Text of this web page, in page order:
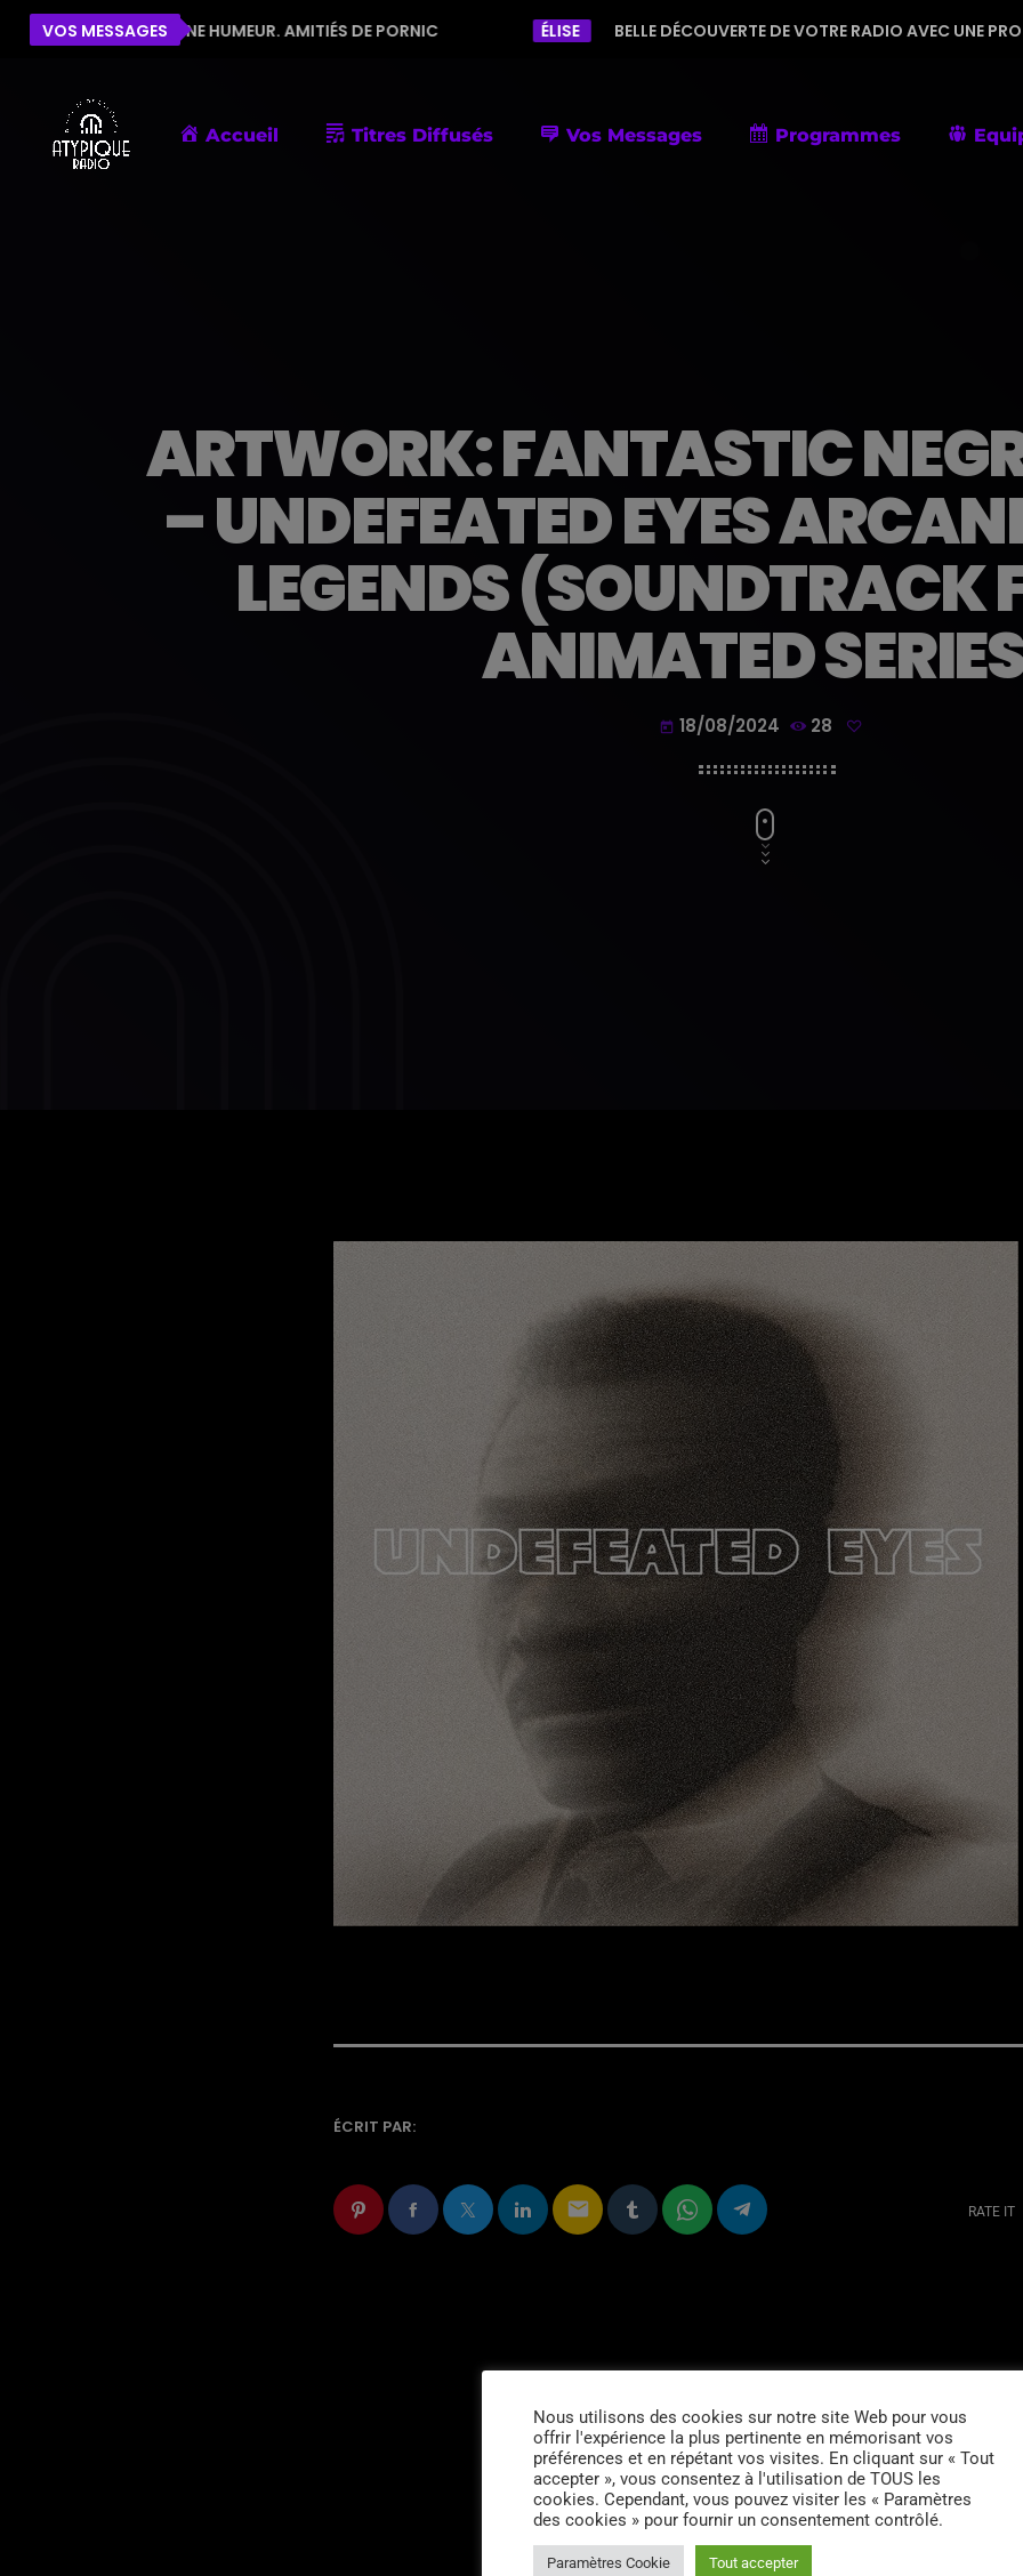
VOS MESSAGES
BONNE HUMEUR. AMITIÉS DE PORNIC ÉLISE BELLE DÉCOUVERTE DE VOTRE RADIO AVEC UNE
Accueil Titres Diffusés Vos Messages Programmes
ARTWORK: FANTASTIC
– UNDEFEATED EYES
LEGENDS (SOUNDTRACK
ANIMATED
today 18/08/2024 28
ÉCRIT PAR:
email RATE IT
Nous utilisons des cookies sur notre site Web pour vous
offrir l'expérience la plus pertinente en mémorisant vos
préférences et en répétant vos visites. En cliquant sur « Tout
accepter », vous consentez à l'utilisation de TOUS les
cookies. Cependant, vous pouvez visiter les « Paramètres
des cookies » pour fournir un consentement contrôlé.
Paramètres Cookie Tout accepter